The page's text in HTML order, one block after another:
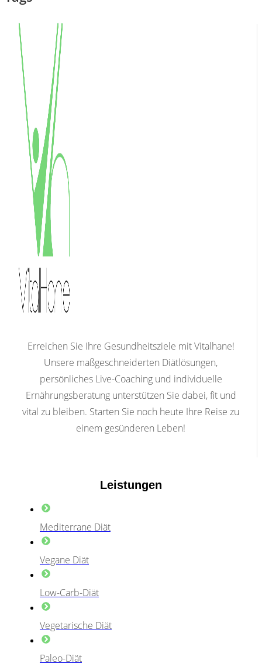
Erreichen Sie Ihre Gesundheitsziele mit Vitalhane!
Unsere maßgeschneiderten Diätlösungen,
persönliches Live-Coaching und individuelle
Ernährungsberatung unterstützen Sie dabei, fit und
vital zu bleiben. Starten Sie noch heute Ihre Reise zu
einem gesünderen Leben!
Leistungen
Mediterrane Diät
Vegane Diät
Low-Carb-Diät
Vegetarische Diät
Paleo-Diät